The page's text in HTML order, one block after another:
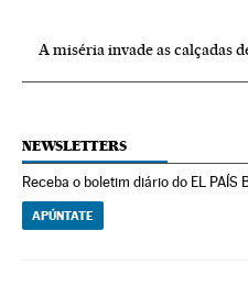
A miséria invade as calçadas
NEWSLETTERS
Receba o boletim diário do EL PAÍS
APÚNTATE